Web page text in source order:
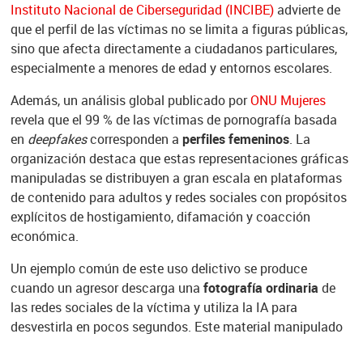
Instituto Nacional de Ciberseguridad (INCIBE)advierte de
que el perfil de las víctimas no se limita a figuras públicas,
sino que afecta directamente a ciudadanos particulares,
especialmente a menores de edad y entornos escolares.
Además, un análisis global publicado porONU Mujeres
revela que el 99 % de las víctimas de pornografía basada
en deepfakescorresponden a perfiles femeninos. La
organización destaca que estas representaciones gráficas
manipuladas se distribuyen a gran escala en plataformas
de contenido para adultos y redes sociales con propósitos
explícitos de hostigamiento, difamación y coacción
económica.
Un ejemplo común de este uso delictivo se produce
cuando un agresor descarga una fotografía ordinaria de
las redes sociales de la víctima y utiliza la IA para
desvestirla en pocos segundos. Este material manipulado